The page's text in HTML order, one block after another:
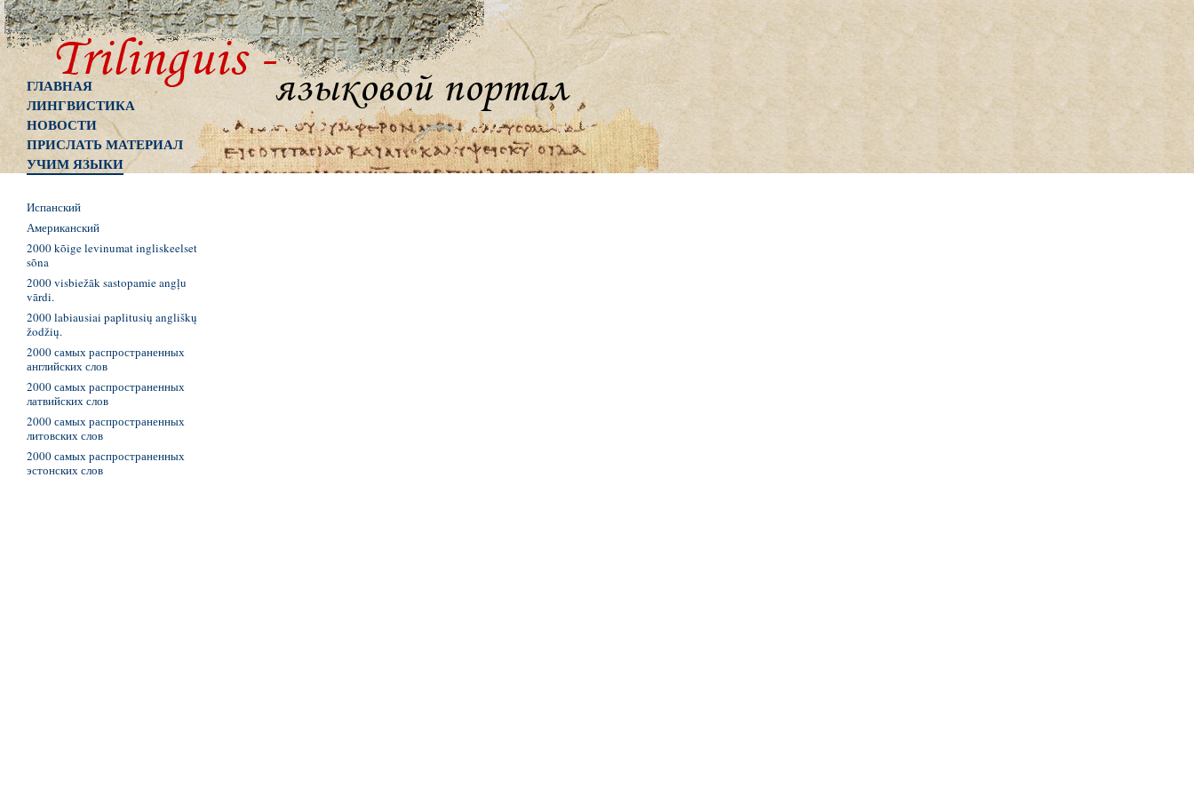
ГЛАВНАЯ
ЛИНГВИСТИКА
НОВОСТИ
ПРИСЛАТЬ МАТЕРИАЛ
УЧИМ ЯЗЫКИ
Испанский
Американский
2000 kõige levinumat ingliskeelset
sõna
2000 visbiežāk sastopamie angļu
vārdi.
2000 labiausiai paplitusių angliškų
žodžių.
2000 самых распространенных
английских слов
2000 самых распространенных
латвийских слов
2000 самых распространенных
литовских слов
2000 самых распространенных
эстонских слов